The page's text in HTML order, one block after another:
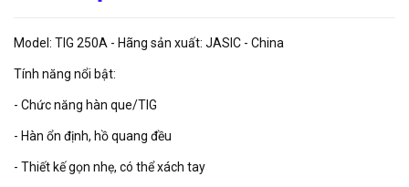
Model: TIG 250A - Hãng sản xuất: JASIC - China
Tính năng nổi bật:
- Chức năng hàn que/TIG
- Hàn ổn định, hồ quang đều
- Thiết kế gọn nhẹ, có thể xách tay